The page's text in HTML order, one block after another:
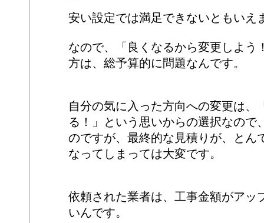
安い設定では満足できないともいえ
なので、「良くなるから変更しよう
方は、総予算的に問題なんです。
自分の気に入った方向への変更は、
る！」という思いからの選択なので
のですが、最終的な見積りが、とん
なってしまっては大変です。
依頼された業者は、工事金額がアッ
いんです。